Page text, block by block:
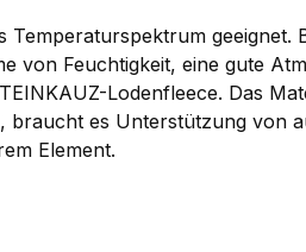
geeignet.
Feuchtigkeit, eine gute
Lodenfleece. Das
es Unterstützung von
Element.